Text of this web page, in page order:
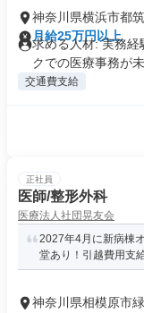
神奈川県横浜市都
月給25万円以上
求める人材: 実務経
クでの医療事務が未
交通費支給
正社員
医師/整形外科
医療法人社団晃友会
2027年4月に新病棟
堂あり！引越費用支
神奈川県相模原市